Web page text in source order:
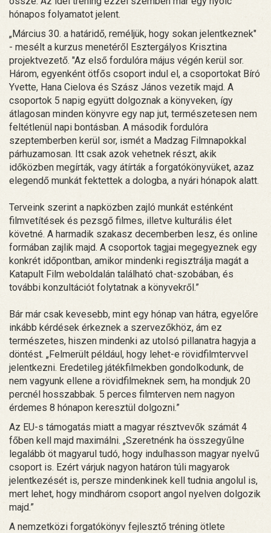
hónapos folyamatot jelent.
„Március 30. a határidő, reméljük, hogy sokan jelentkeznek"
- mesélt a kurzus menetéről Esztergályos Krisztina
projektvezető. "Az első fordulóra május végén kerül sor.
Három, egyenként ötfős csoport indul el, a csoportokat Bíró
Yvette, Hana Cielova és Szász János vezetik majd. A
csoportok 5 napig együtt dolgoznak a könyveken, így
átlagosan minden könyvre egy nap jut, természetesen nem
feltétlenül napi bontásban. A második fordulóra
szeptemberben kerül sor, ismét a Madzag Filmnapokkal
párhuzamosan. Itt csak azok vehetnek részt, akik
időközben megírták, vagy átírták a forgatókönyvüket, azaz
elegendő munkát fektettek a dologba, a nyári hónapok alatt.
Terveink szerint a napközben zajló munkát esténként
filmvetítések és pezsgő filmes, illetve kulturális élet
követné. A harmadik szakasz decemberben lesz, és online
formában zajlik majd. A csoportok tagjai megegyeznek egy
konkrét időpontban, amikor mindenki regisztrálja magát a
Katapult Film weboldalán található chat-szobában, és
további konzultációt folytatnak a könyvekről.”
Bár már csak kevesebb, mint egy hónap van hátra, egyelőre
inkább kérdések érkeznek a szervezőkhöz, ám ez
természetes, hiszen mindenki az utolsó pillanatra hagyja a
döntést. „Felmerült például, hogy lehet-e rövidfilmtervvel
jelentkezni. Eredetileg játékfilmekben gondolkodunk, de
nem vagyunk ellene a rövidfilmeknek sem, ha mondjuk 20
percnél hosszabbak. 5 perces filmterven nem nagyon
érdemes 8 hónapon keresztül dolgozni.”
Az EU-s támogatás miatt a magyar résztvevők számát 4
főben kell majd maximálni. „Szeretnénk ha összegyűlne
legalább öt magyarul tudó, hogy indulhasson magyar nyelvű
csoport is. Ezért várjuk nagyon határon túli magyarok
jelentkezését is, persze mindenkinek kell tudnia angolul is,
mert lehet, hogy mindhárom csoport angol nyelven dolgozik
majd.”
A nemzetközi forgatókönyv fejlesztő tréning ötlete